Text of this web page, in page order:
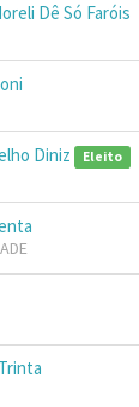
Dê Só Faróis
Diniz Eleito